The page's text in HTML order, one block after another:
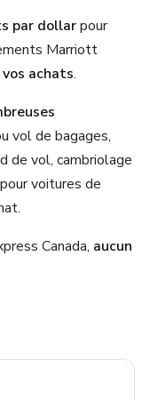
par dollarpour
Marriott
achats.
vol de bagages,
de vol, cambriolage
voitures de
Canada, aucun